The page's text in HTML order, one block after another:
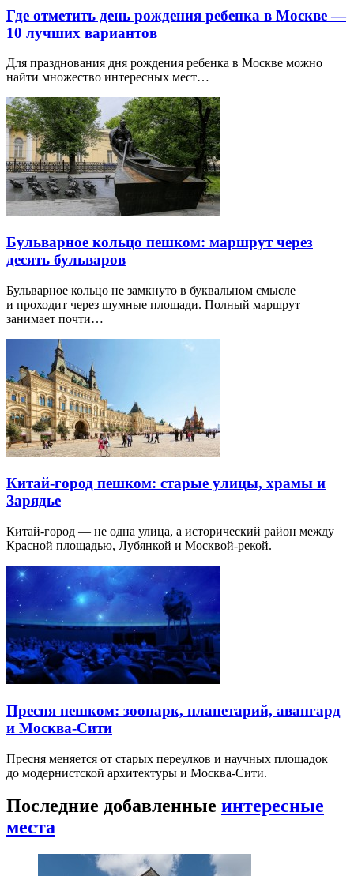
Где отметить день рождения ребенка в Москве —
10 лучших вариантов
Для празднования дня рождения ребенка в Москве можно
найти множество интересных мест…
Бульварное кольцо пешком: маршрут через
десять бульваров
Бульварное кольцо не замкнуто в буквальном смысле
и проходит через шумные площади. Полный маршрут
занимает почти…
Китай-город пешком: старые улицы, храмы и
Зарядье
Китай-город — не одна улица, а исторический район между
Красной площадью, Лубянкой и Москвой-рекой.
Пресня пешком: зоопарк, планетарий, авангард
и Москва-Сити
Пресня меняется от старых переулков и научных площадок
до модернистской архитектуры и Москва-Сити.
Последние добавленные интересные
места